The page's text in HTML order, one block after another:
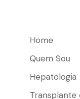
Home
Quem Sou
Hepatologia
Transplante